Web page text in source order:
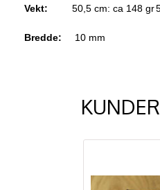
Vekt: 50,5 cm: ca 148 gr
Bredde: 10 mm